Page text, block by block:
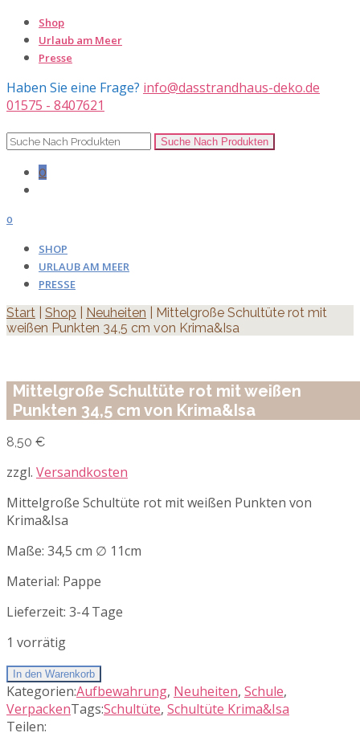
Shop
Urlaub am Meer
Presse
Haben Sie eine Frage? info@dasstrandhaus-deko.de
01575 - 8407621
0
0
SHOP
URLAUB AM MEER
PRESSE
Start Shop Neuheiten | Mittelgroße Schultüte rot mit
weißen Punkten 34,5 cm von Krima&Isa
Mittelgroße Schultüte rot mit weißen
Punkten 34,5 cm von Krima&Isa
8,50 €
zzgl. Versandkosten
Mittelgroße Schultüte rot mit weißen Punkten von
Krima&Isa
Maße: 34,5 cm ∅ 11cm
Material: Pappe
Lieferzeit: 3-4 Tage
1 vorrätig
In den Warenkorb
Kategorien:Aufbewahrung, Neuheiten, Schule,
VerpackenTags:Schultüte, Schultüte Krima&Isa
Teilen: